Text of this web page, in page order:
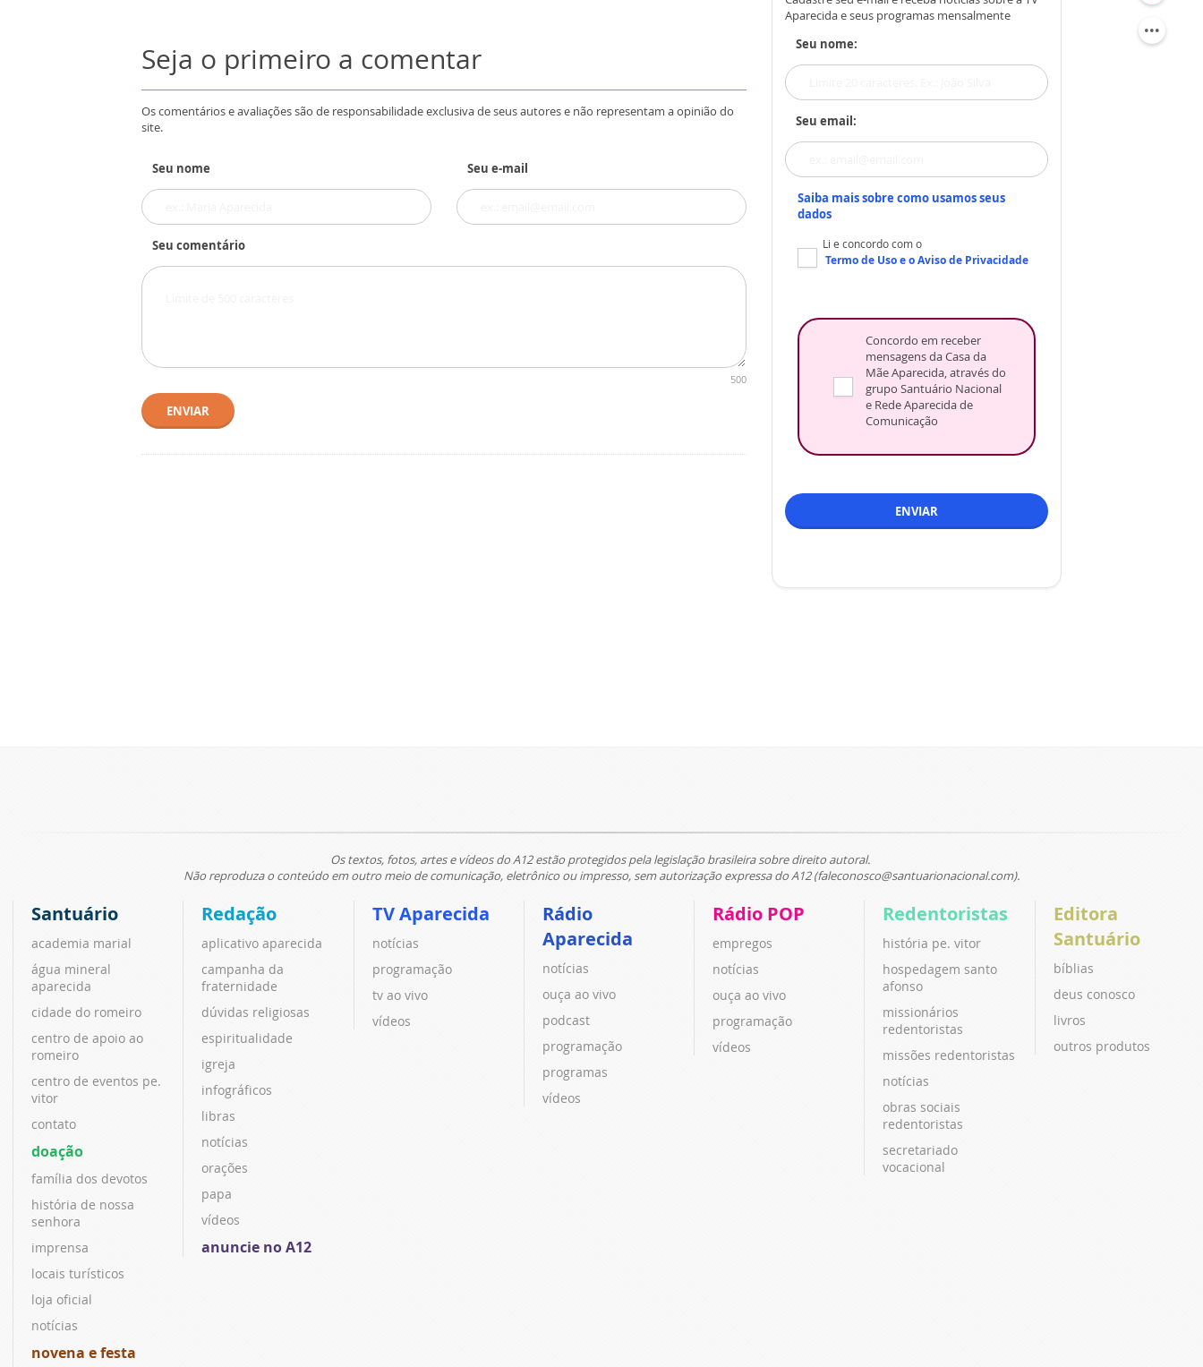
Seja o primeiro a comentar
Os comentários e avaliações são de responsabilidade exclusiva de seus autores e não representam a opinião do
site.
Seu nome Seu e-mail
Seu comentário
500
ENVIAR
Aparecida e seus programas mensalmente
Seu nome:
Seu email:
Saiba mais sobre como usamos seus
dados
Li e concordo com o
Termo de Usoe oAviso de Privacidade
Concordo em receber
mensagens da Casa da
Mãe Aparecida, através do
grupo Santuário Nacional
e Rede Aparecida de
Comunicação
ENVIAR
Os textos, fotos, artes e vídeos do A12 estão protegidos pela legislação brasileira sobre direito autoral.
Não reproduza o conteúdo em outro meio de comunicação, eletrônico ou impresso, sem autorização expressa do A12 (faleconosco@santuarionacional.com).
Santuário
academia marial
água mineral
aparecida
cidade do romeiro
centro de apoio ao
romeiro
centro de eventos pe.
vitor
contato
doação
família dos devotos
história de nossa
senhora
imprensa
locais turísticos
loja oficial
notícias
novena e festa
Redação
aplicativo aparecida
campanha da
fraternidade
dúvidas religiosas
espiritualidade
igreja
infográficos
libras
notícias
orações
papa
vídeos
anuncie no A12
TV Aparecida
notícias
programação
tv ao vivo
vídeos
Rádio
Aparecida
notícias
ouça ao vivo
podcast
programação
programas
vídeos
Rádio POP
empregos
notícias
ouça ao vivo
programação
vídeos
Redentoristas
história pe. vitor
hospedagem santo
afonso
missionários
redentoristas
missões redentoristas
notícias
obras sociais
redentoristas
secretariado
vocacional
Editora
Santuário
bíblias
deus conosco
livros
outros produtos